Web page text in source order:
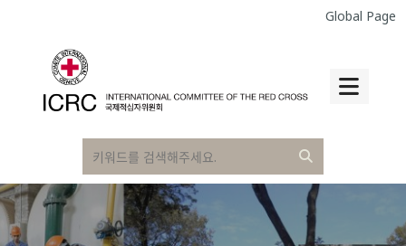
Global Page